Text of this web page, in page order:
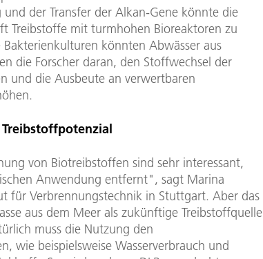
der Transfer der Alkan-Gene könnte die
Treibstoffe mit turmhohen Bioreaktoren zu
könnten Abwässer aus
die Forscher daran, den Stoffwechsel der
und die Ausbeute an verwertbaren
von Biotreibstoffen sind sehr interessant,
Anwendung entfernt", sagt Marina
für Verbrennungstechnik in Stuttgart. Aber das
aus dem Meer als zukünftige Treibstoffquelle
muss die Nutzung den
wie beispielsweise Wasserverbrauch und